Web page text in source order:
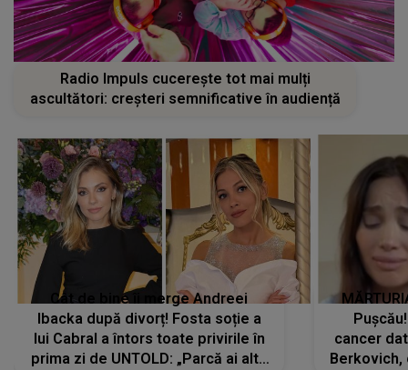
Radio Impuls cucerește tot mai mulți
ascultători: creșteri semnificative în audiență
Cât de bine îi merge Andreei
Ibacka după divorț! Fosta soție a
lui Cabral a întors toate privirile în
prima zi de UNTOLD: „Parcă ai altă
cancer
Berkovich,